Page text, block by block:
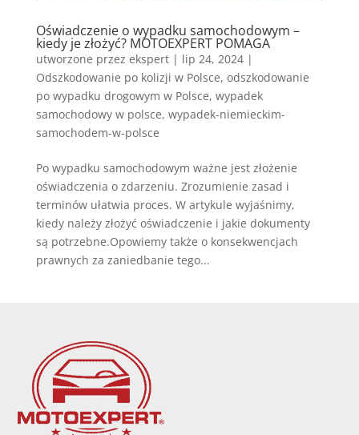
Oświadczenie o wypadku samochodowym –
kiedy je złożyć? MOTOEXPERT POMAGA
utworzone przez ekspert| lip 24, 2024|
Odszkodowanie po kolizji w Polsce, odszkodowanie
po wypadku drogowym w Polsce, wypadek
samochodowy w polsce, wypadek-niemieckim-
samochodem-w-polsce
Po wypadku samochodowym ważne jest złożenie
oświadczenia o zdarzeniu. Zrozumienie zasad i
terminów ułatwia proces. W artykule wyjaśnimy,
kiedy należy złożyć oświadczenie i jakie dokumenty
są potrzebne.Opowiemy także o konsekwencjach
prawnych za zaniedbanie tego...